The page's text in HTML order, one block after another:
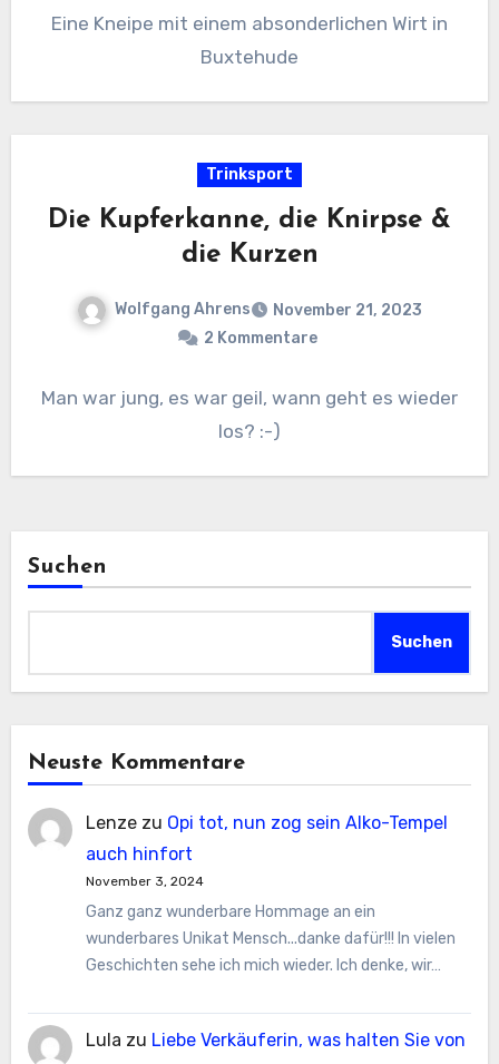
Eine Kneipe mit einem absonderlichen Wirt in
Buxtehude
Trinksport
Die Kupferkanne, die Knirpse &
die Kurzen
Wolfgang Ahrens
November 21, 2023
2 Kommentare
Man war jung, es war geil, wann geht es wieder
los? :-)
Suchen
Suchen
Neuste Kommentare
Lenzezu Opi tot, nun zog sein Alko-Tempel
auch hinfort
November 3, 2024
Ganz ganz wunderbare Hommage an ein
wunderbares Unikat Mensch...danke dafür!!! In vielen
Geschichten sehe ich mich wieder. Ich denke, wir…
Lula zu Liebe Verkäuferin, was halten Sie von